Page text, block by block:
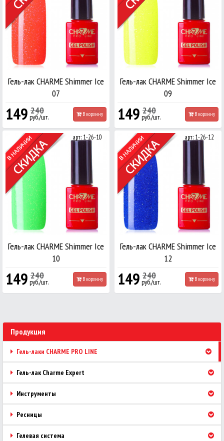
240
Гель-лак CHARME Shimmer Ice
07
149 руб./шт. В корзину 240
Гель-лак CHARME Shimmer Ice
09
149 руб./шт. В корзину
арт: 1-26-10
240
Гель-лак CHARME Shimmer Ice
10
149 руб./шт. В корзину
арт: 1-26-12
240
Гель-лак CHARME Shimmer Ice
12
149 руб./шт. В корзину
Продукция
Гель-лаки CHARME PRO LINE
Гель-лак Charme Expert
Инструменты
Ресницы
Гелевая система